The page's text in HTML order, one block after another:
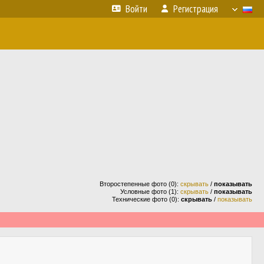
Войти Регистрация
Второстепенные фото (0): скрывать / показывать
Условные фото (1): скрывать / показывать
Технические фото (0): скрывать / показывать